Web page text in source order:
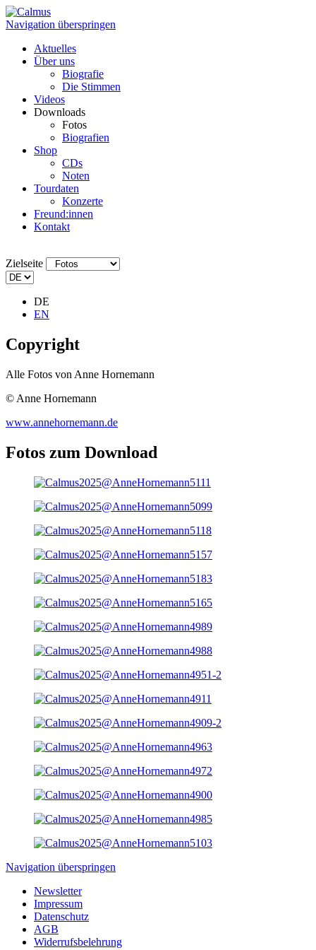
Navigation überspringen
Aktuelles
Über uns
Biografie
Die Stimmen
Videos
Downloads
Fotos
Biografien
Shop
CDs
Noten
Tourdaten
Konzerte
Freund:innen
Kontakt
Zielseite
DE
EN
Copyright
Alle Fotos von Anne Hornemann
© Anne Hornemann
www.annehornemann.de
Fotos zum Download
Navigation überspringen
Newsletter
Impressum
Datenschutz
AGB
Widerrufsbelehrung